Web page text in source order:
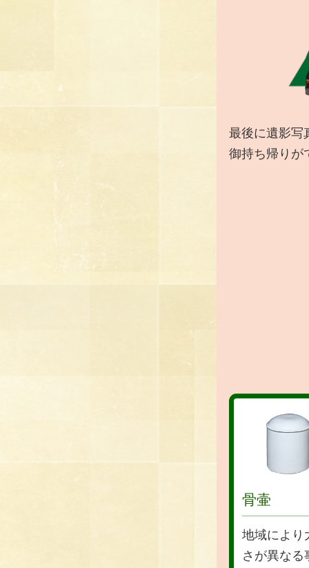
最後に遺影写
御持ち帰りが
骨壷
地域により
さが異なる